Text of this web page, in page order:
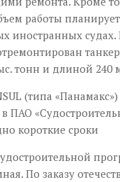
работы
иностранных судах.
тонн и длиной 240
По заказу